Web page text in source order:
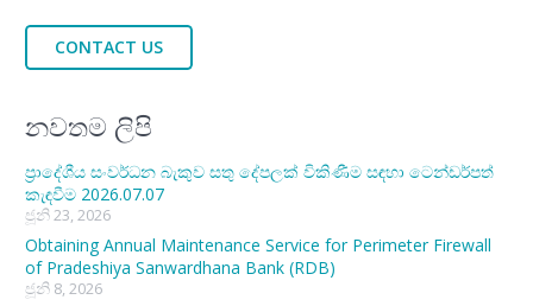
CONTACT US
නවතම ලිපි
ප්‍රාදේශීය සංවර්ධන බැකුව සතු දේපලක් විකිණීම සඳහා ටෙන්ඩර්පත්
කැඳවීම 2026.07.07
ජූනි 23, 2026
Obtaining Annual Maintenance Service for Perimeter Firewall
of Pradeshiya Sanwardhana Bank (RDB)
ජූනි 8, 2026